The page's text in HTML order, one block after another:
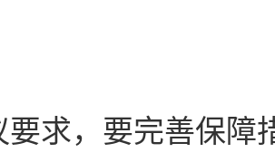
要求，要完善保障